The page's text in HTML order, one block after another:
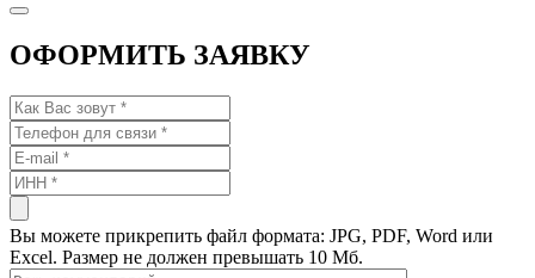
ОФОРМИТЬ ЗАЯВКУ
Вы можете прикрепить файл формата: JPG, PDF, Word или
Excel. Размер не должен превышать 10 Мб.